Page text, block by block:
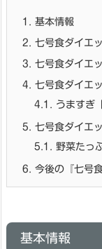
1. 基本情報
2. 七号食ダイエ
3. 七号食ダイエ
4. 七号食ダイエ
4.1. うますぎ
5. 七号食ダイエ
5.1. 野菜たっ
6. 今後の『七号
基本情報